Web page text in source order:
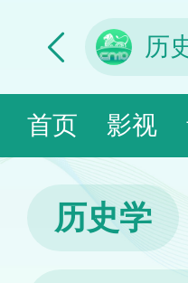
首页 影视
历史学